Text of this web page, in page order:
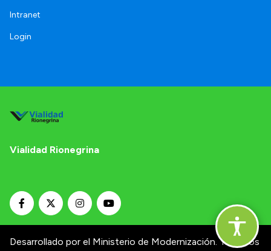
Intranet
Login
Vialidad Rionegrina
Desarrollado por el Ministerio de Modernización. Términos